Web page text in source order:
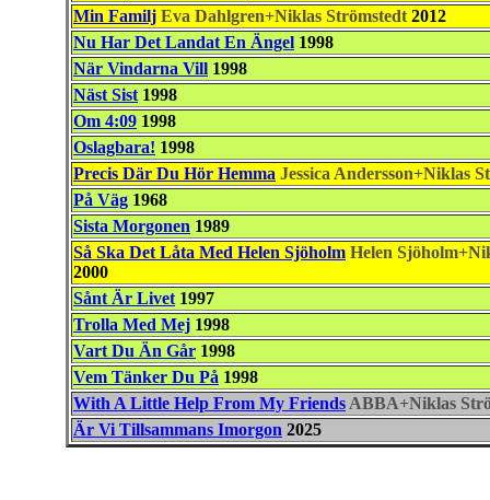
Min Familj Eva Dahlgren+Niklas Strömstedt 2012
Nu Har Det Landat En Ängel 1998
När Vindarna Vill 1998
Näst Sist 1998
Om 4:09 1998
Oslagbara! 1998
Precis Där Du Hör Hemma Jessica Andersson+Niklas
På Väg 1968
Sista Morgonen 1989
Så Ska Det Låta Med Helen Sjöholm Helen
2000
Sånt Är Livet 1997
Trolla Med Mej 1998
Vart Du Än Går 1998
Vem Tänker Du På 1998
With A Little Help From My Friends ABBA+Niklas
Är Vi Tillsammans Imorgon 2025